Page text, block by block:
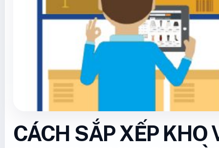
CÁCH SẮP XẾP KHO